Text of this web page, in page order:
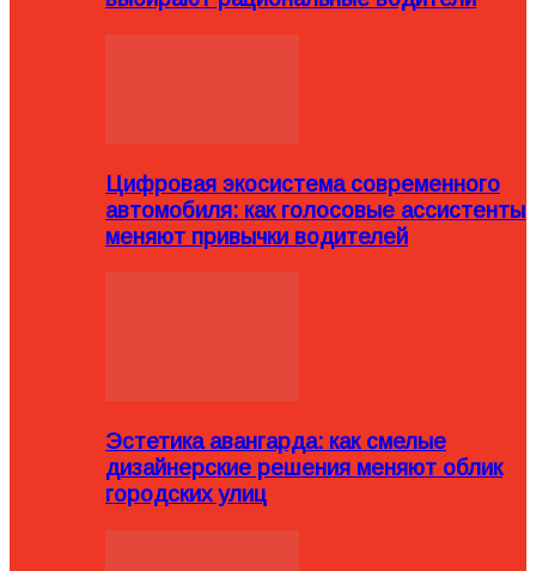
Цифровая экосистема современного
автомобиля: как голосовые ассистенты
меняют привычки водителей
Эстетика авангарда: как смелые
дизайнерские решения меняют облик
городских улиц